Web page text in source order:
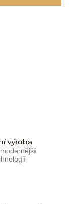
výroba